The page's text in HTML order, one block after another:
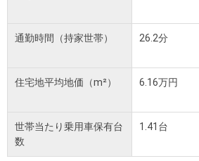
通勤時間（持家世帯） 26.2分
住宅地平均地価（m²） 6.16万円
世帯当たり乗用車保有台
数
1.41台